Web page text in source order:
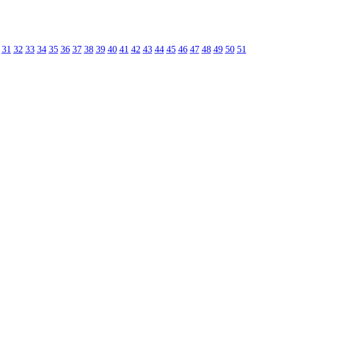
31 32 33 34 35 36 37 38 39 40 41 42 43 44 45 46 47 48 49 50 51